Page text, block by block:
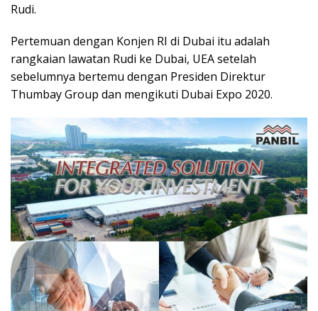
Rudi.
Pertemuan dengan Konjen RI di Dubai itu adalah
rangkaian lawatan Rudi ke Dubai, UEA setelah
sebelumnya bertemu dengan Presiden Direktur
Thumbay Group dan mengikuti Dubai Expo 2020.